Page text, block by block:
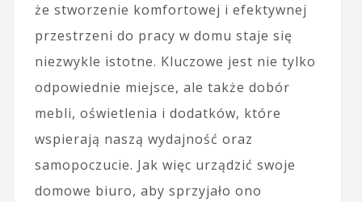
że stworzenie komfortowej i efektywnej
przestrzeni do pracy w domu staje się
niezwykle istotne. Kluczowe jest nie tylko
odpowiednie miejsce, ale także dobór
mebli, oświetlenia i dodatków, które
wspierają naszą wydajność oraz
samopoczucie. Jak więc urządzić swoje
domowe biuro, aby sprzyjało ono